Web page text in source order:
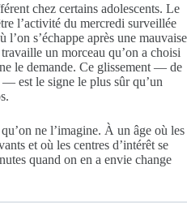
chez certains adolescents. Le
l’activité du mercredi surveillée
s’échappe après une mauvaise
un morceau qu’on a choisi
le demande. Ce glissement — de
est le signe le plus sûr qu’un
ne l’imagine. À un âge où les
et où les centres d’intérêt se
quand on en a envie change